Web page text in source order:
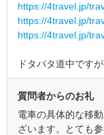
https://4travel.jp/
https://4travel.jp/
https://4travel.jp/
ドタバタ道中です
質問者からのお礼
電車の具体的な移
ざいます。とても